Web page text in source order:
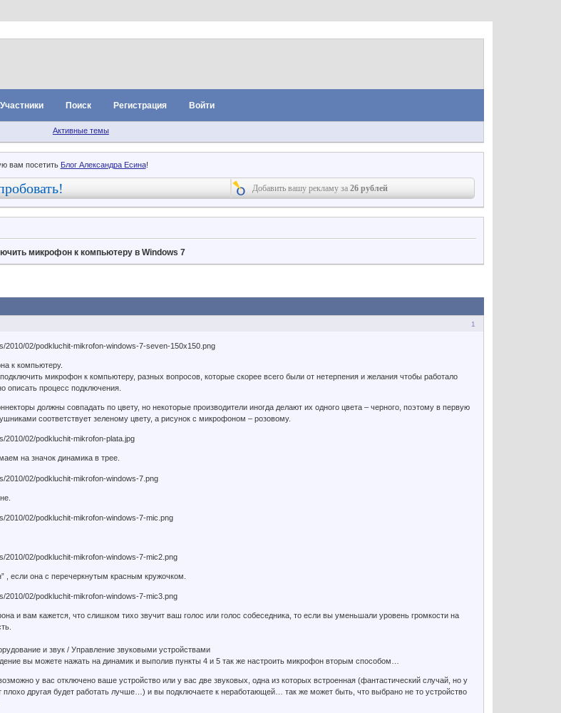
Участники Поиск Регистрация Войти
Активные темы
вам посетить Блог Александра Есина!
Добавить вашу рекламу за26 рублей
микрофон к компьютеру в Windows 7
1
к компьютеру.
микрофон к компьютеру, разных вопросов, которые скорее всего были от нетерпения и желания чтобы работало
описать процесс подключения.
должны совпадать по цвету, но некоторые производители иногда делают их одного цвета – черного, поэтому в первую
соответствует зеленому цвету, а рисунок с микрофоном – розовому.
на значок динамика в трее.
, если она с перечеркнутым красным кружочком.
и вам кажется, что слишком тихо звучит ваш голос или голос собеседника, то если вы уменьшали уровень громкости на
и звук / Управление звуковыми устройствами
вы можете нажать на динамик и выполив пункты 4 и 5 так же настроить микрофон вторым способом…
у вас отключено ваше устройство или у вас две звуковых, одна из которых встроенная (фантастический случай, но у
плохо другая будет работать лучше…) и вы подключаете к неработающей… так же может быть, что выбрано не то устройство